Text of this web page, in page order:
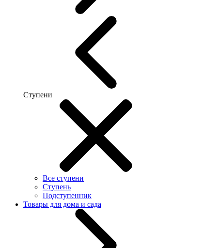
Ступени
Все ступени
Ступень
Подступенник
Товары для дома и сада